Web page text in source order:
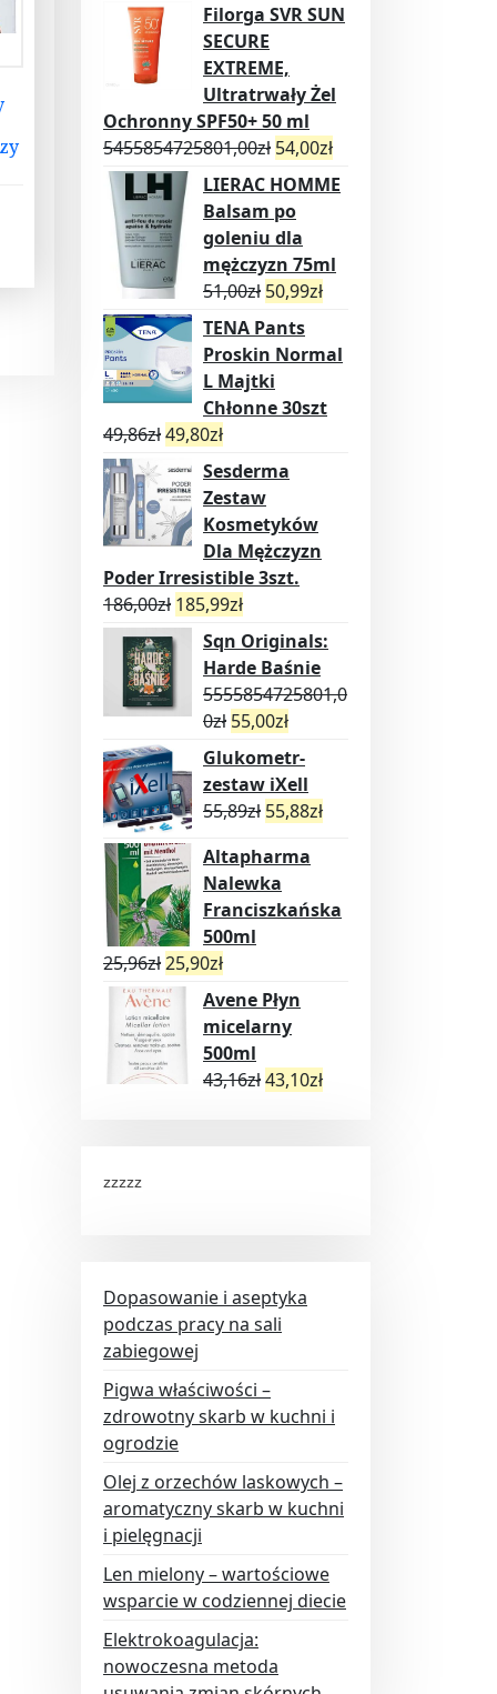
Filorga SVR SUN
SECURE
EXTREME,
Ultratrwały Żel
Ochronny SPF50+ 50 ml
5455854725801,00zł 54,00zł
LIERAC HOMME
Balsam po
goleniu dla
mężczyzn 75ml
51,00zł 50,99zł
TENA Pants
Proskin Normal
L Majtki
Chłonne 30szt
49,86zł49,80zł
Sesderma
Zestaw
Kosmetyków
Dla Mężczyzn
Poder Irresistible 3szt.
186,00zł 185,99zł
Sqn Originals:
Harde Baśnie
5555854725801,0
0zł 55,00zł
Glukometr-
zestaw iXell
55,89zł 55,88zł
Altapharma
Nalewka
Franciszkańska
500ml
25,96zł25,90zł
Avene Płyn
micelarny
500ml
43,16zł43,10zł
zzzzz
Dopasowanie i aseptyka
podczas pracy na sali
zabiegowej
Pigwa właściwości –
zdrowotny skarb w kuchni i
ogrodzie
Olej z orzechów laskowych –
aromatyczny skarb w kuchni
i pielęgnacji
Len mielony – wartościowe
wsparcie w codziennej diecie
Elektrokoagulacja:
nowoczesna metoda